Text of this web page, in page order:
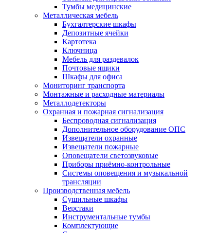
Тумбы медицинские
Металлическая мебель
Бухгалтерские шкафы
Депозитные ячейки
Картотека
Ключница
Мебель для раздевалок
Почтовые ящики
Шкафы для офиса
Мониторинг транспорта
Монтажные и расходные материалы
Металлодетекторы
Охранная и пожарная сигнализация
Беспроводная сигнализация
Дополнительное оборудование ОПС
Извещатели охранные
Извещатели пожарные
Оповещатели светозвуковые
Приборы приёмно-контрольные
Системы оповещения и музыкальной
трансляции
Производственная мебель
Cушильные шкафы
Верстаки
Инструментальные тумбы
Комплектующие